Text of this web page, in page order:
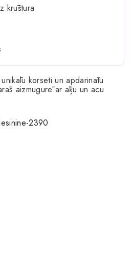
krūštura
korseti un apdarinātu
aizmugurē ar āķu un acu
2390